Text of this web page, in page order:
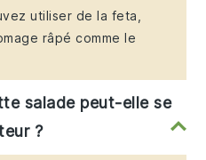
utiliser de la feta,
râpé comme le
salade peut-elle se
?